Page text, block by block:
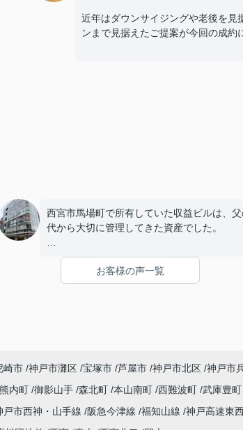
近年はダウンサイジングや老後を見
ンまで見据えたご提案が今回の成約
西宮市馬場町で所有していた収益ビルは、
代から大切に管理してきた資産でした。
店舗や事務所の入居者様にも恵まれ、長年安
した賃貸経営を続けてきましたが、建物の修
や設備更新など、管理の負担が年々大きくな
もしれない。」
お客様の声一覧
崎市 神戸市灘区 宝塚市 芦屋市 神戸市北区 神戸市
熊内町 御影山手 森北町 本山南町 西難波町 武庫豊町
戸市西神・山手線 阪急今津線 福知山線 神戸高速東